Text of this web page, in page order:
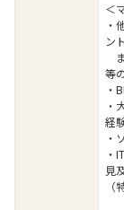
＜
・
ン
等
・
・
経
・
・
見
（